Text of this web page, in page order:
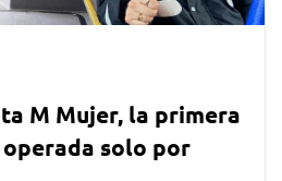
M Mujer, la primera
solo por